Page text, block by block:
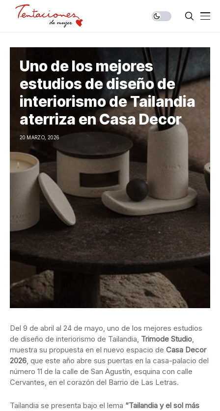
Uno de los mejores
estudios de diseño de
interiorismo de Tailandia
aterriza en Casa Decor
20 MARZO, 2026
Del 9 de abril al 24 de mayo, uno de los mejores estudios
de diseño de interiorismo de Tailandia, Trimode Studio,
muestra su propuesta en el nuevo espacio de Casa Decor
2026, que este año abre sus puertas en la casa-palacio del
número 11 de la calle de San Agustín, esquina con calle
Cervantes, en el corazón del Barrio de Las Letras.
Tailandia se presenta bajo el lema “Tailandia y el sol más